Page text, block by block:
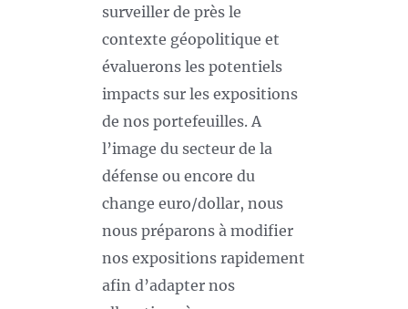
surveiller de près le
contexte géopolitique et
évaluerons les potentiels
impacts sur les expositions
de nos portefeuilles. A
l’image du secteur de la
défense ou encore du
change euro/dollar, nous
nous préparons à modifier
nos expositions rapidement
afin d’adapter nos